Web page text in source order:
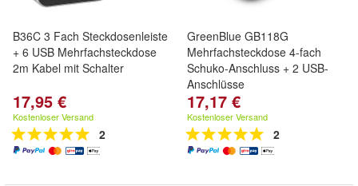
B36C 3 Fach Steckdosenleiste
+ 6 USB Mehrfachsteckdose
2m Kabel mit Schalter
17,95 €
Kostenloser Versand
2
GreenBlue GB118G
Mehrfachsteckdose 4-fach
Schuko-Anschluss + 2 USB-
Anschlüsse
17,17 €
Kostenloser Versand
2